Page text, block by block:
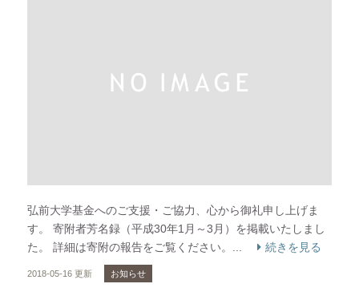
弘前大学基金へのご支援・ご協力、心から御礼申し上げま
す。 寄附者芳名録（平成30年1月～3月）を掲載いたしまし
た。 詳細は寄附の報告をご覧ください。...
続きを見る
2018-05-16 更新 お知らせ